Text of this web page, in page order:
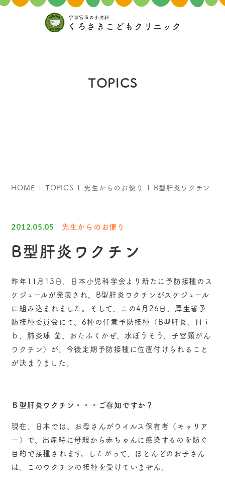
TOPICS
HOME TOPICS 先生からのお便り B型肝炎ワクチン
2012.05.05 先生からのお便り
B型肝炎ワクチン
昨年11月13日、日本小児科学会より新たに予防接種のス
ケジュールが発表され、B型肝炎ワクチンがスケジュール
に組み込まれました。そして、この4月26日、厚生省予
防接種委員会にて、6種の任意予防接種（B型肝炎、Ｈｉ
ｂ、肺炎球 菌、おたふくかぜ、水ぼうそう、子宮頸がん
ワクチン）が、今後定期予防接種に位置付けられること
が決まりました。
Ｂ型肝炎ワクチン・・・ご存知ですか？
現在、日本では、お母さんがウイルス保有者（キャリア
ー）で、出産時に母親から赤ちゃんに感染するのを防ぐ
目的で接種されます。したがって、ほとんどのお子さん
は、このワクチンの接種を受けていません。